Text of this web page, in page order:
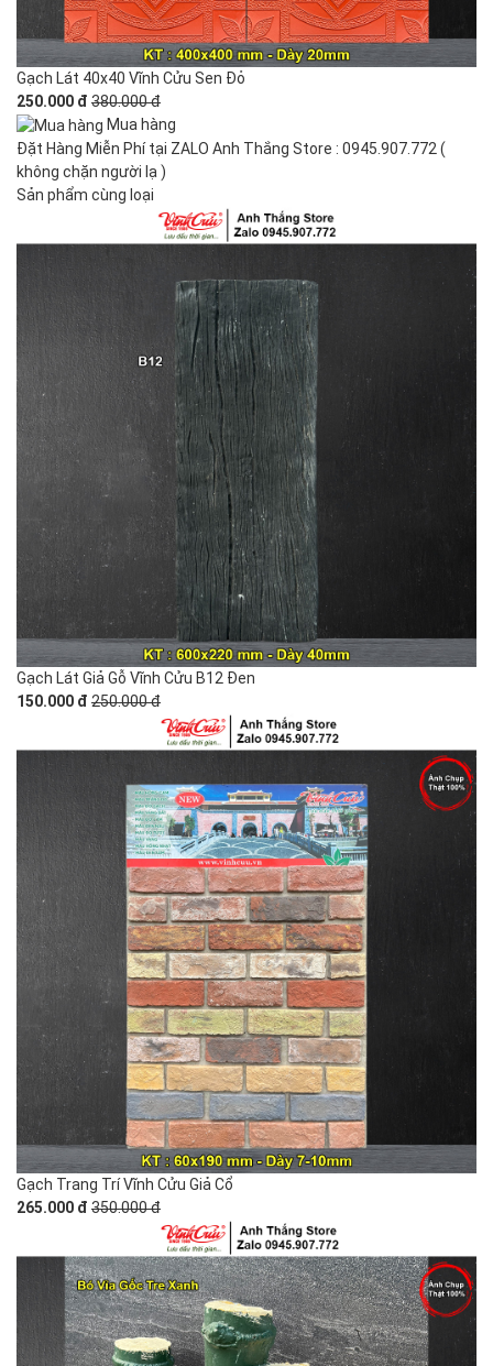
Gạch Lát 40x40 Vĩnh Cửu Sen Đỏ
250.000 đ 380.000 đ
Mua hàng
Đặt Hàng Miễn Phí tại ZALO Anh Thắng Store : 0945.907.772 (
không chặn người lạ )
Sản phẩm cùng loại
Gạch Lát Giả Gỗ Vĩnh Cửu B12 Đen
150.000 đ 250.000 đ
Gạch Trang Trí Vĩnh Cửu Giả Cổ
265.000 đ 350.000 đ